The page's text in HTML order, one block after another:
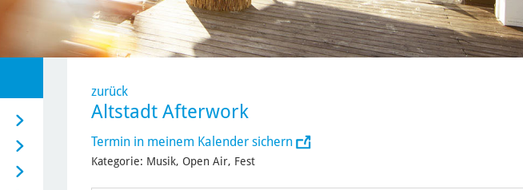
zurück
Altstadt Afterwork
Termin in meinem Kalender sichern
Kategorie: Musik, Open Air, Fest